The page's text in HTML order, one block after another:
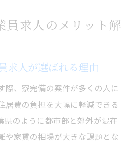
員求人のメリット解
求人が選ばれる理由
際、寮完備の案件が多くの人に
居費の負担を大幅に軽減できる
県のように都市部と郊外が混在
や家賃の相場が大きな課題とな